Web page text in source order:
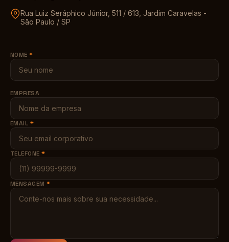
Rua Luiz Seráphico Júnior, 511 / 613, Jardim Caravelas -
São Paulo / SP
NOME*
EMPRESA
EMAIL *
TELEFONE*
MENSAGEM*